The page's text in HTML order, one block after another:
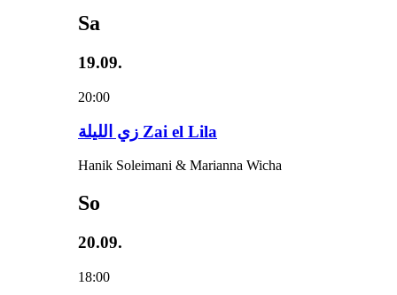
Sa
19.09.
20:00
زي‌ اللیلة Zai el Lila
Hanik Soleimani & Marianna Wicha
So
20.09.
18:00